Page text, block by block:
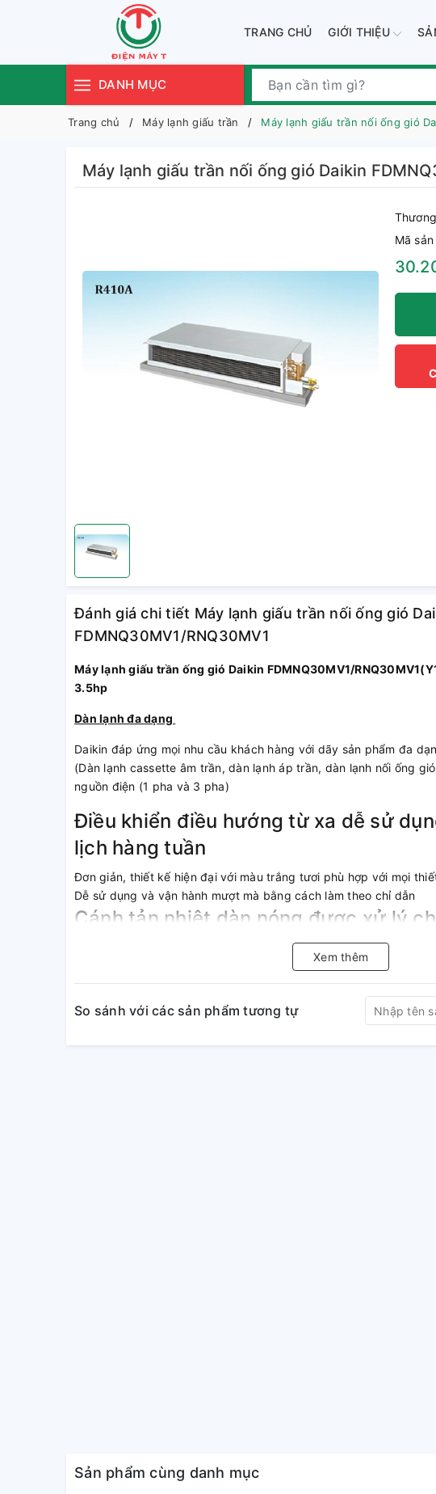
TRANG CHỦ GIỚI THIỆU
DANH MỤC
Trang chủ Máy lạnh giấu trần Máy lạnh giấu trần nối ống gió
Máy lạnh giấu trần nối ống gió Daikin
Mã
Đánh giá chi tiết Máy lạnh giấu trần nối ống gió
FDMNQ30MV1/RNQ30MV1
Máy lạnh giấu trần ống gió Daikin FDMNQ30MV1/
3.5hp
Dàn lạnh đa dạng
Daikin đáp ứng mọi nhu cầu khách hàng với dãy sản phẩm đa
(Dàn lạnh cassette âm trần, dàn lạnh áp trần, dàn lạnh nối ống
nguồn điện (1 pha và 3 pha)
Điều khiển điều hướng từ xa dễ sử
lịch hàng tuần
Đơn giản, thiết kế hiện đại với màu trắng tươi phù hợp với mọi
Dễ sử dụng và vận hành mượt mà bằng cách làm theo chỉ dẫn
Cánh tản nhiệt dàn nóng được xử lý
Để nâng cao độ bền bằng cách cải thiện khả năng chịu đựng ăn
khí, dàn trao đổi nhiệt được xử lý chống ăn mòn (đã được xử lý
cho dàn trao đổi nhiệt tại dàn nóng.
Vận hành êm ái
Tùy vào từng chủng loại dàn lạnh mà độ ồn giao động từ 32
Xem thêm
So sánh với các sản phẩm tương tự
Sản phẩm cùng danh mục